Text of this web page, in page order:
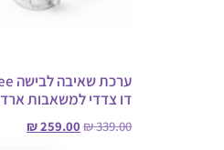
דו צדדי למשאבות
₪339.00
₪259.00